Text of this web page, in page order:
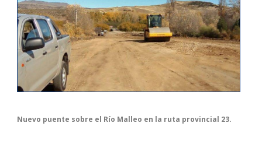
Nuevo puente sobre el Río Malleo en la ruta provincial 23.